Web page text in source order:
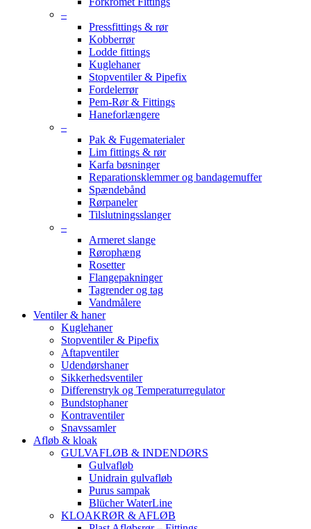
–
Pressfittings & rør
Kobberrør
Lodde fittings
Kuglehaner
Stopventiler & Pipefix
Fordelerrør
Pem-Rør & Fittings
Haneforlængere
–
Pak & Fugematerialer
Lim fittings & rør
Karfa bøsninger
Reparationsklemmer og bandagemuffer
Spændebånd
Rørpaneler
Tilslutningsslanger
–
Armeret slange
Rørophæng
Rosetter
Flangepakninger
Tagrender og tag
Vandmålere
Ventiler & haner
Kuglehaner
Stopventiler & Pipefix
Aftapventiler
Udendørshaner
Sikkerhedsventiler
Differenstryk og Temperaturregulator
Bundstophaner
Kontraventiler
Snavssamler
Afløb & kloak
GULVAFLØB & INDENDØRS
Gulvafløb
Unidrain gulvafløb
Purus sampak
Blücher WaterLine
KLOAKRØR & AFLØB